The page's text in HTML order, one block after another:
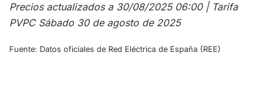
Precios actualizados a 30/08/2025 06:00 | Tarifa
PVPC Sábado 30 de agosto de 2025
Fuente: Datos oficiales de Red Eléctrica de España (REE)